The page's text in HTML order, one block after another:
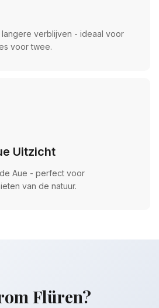
verblijven - ideaal voor
voor twee.
Uitzicht
Aue - perfect voor
van de natuur.
Flüren?